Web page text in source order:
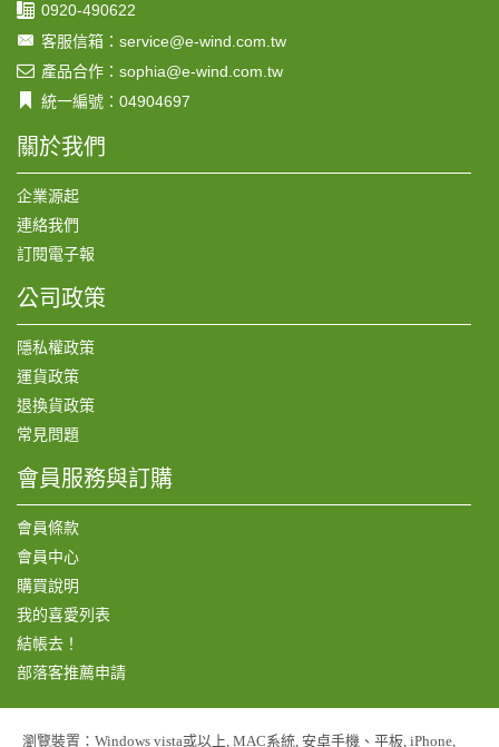
0920-490622
客服信箱：service@e-wind.com.tw
產品合作：sophia@e-wind.com.tw
統一編號：04904697
關於我們
企業源起
連絡我們
訂閱電子報
公司政策
隱私權政策
運貨政策
退換貨政策
常見問題
會員服務與訂購
會員條款
會員中心
購買說明
我的喜愛列表
結帳去！
部落客推薦申請
瀏覽裝置：Windows vista或以上, MAC系統, 安卓手機、平板, iPhone,